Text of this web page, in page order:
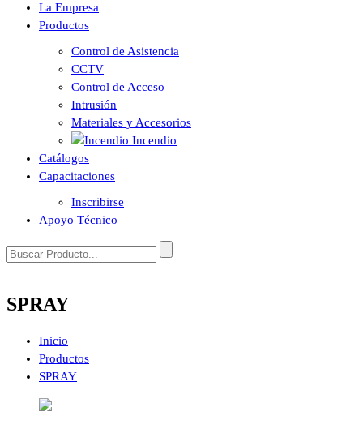
La Empresa
Productos
Control de Asistencia
CCTV
Control de Acceso
Intrusión
Materiales y Accesorios
Incendio
Catálogos
Capacitaciones
Inscribirse
Apoyo Técnico
SPRAY
Inicio
Productos
SPRAY